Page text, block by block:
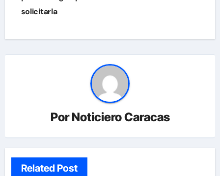
solicitarla
PorNoticiero Caracas
Related Post